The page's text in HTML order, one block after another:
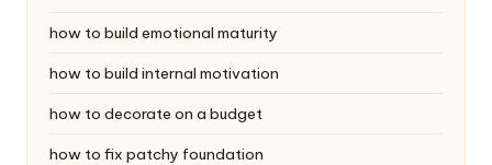
how to build emotional maturity
how to build internal motivation
how to decorate on a budget
how to fix patchy foundation